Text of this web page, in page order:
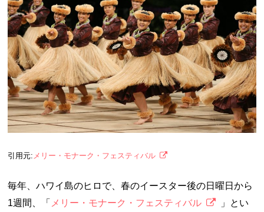
引用元: メリー・モナーク・フェスティバル
毎年、ハワイ島のヒロで、春のイースター後の日曜日から
1週間、「 メリー・モナーク・フェスティバル
」とい